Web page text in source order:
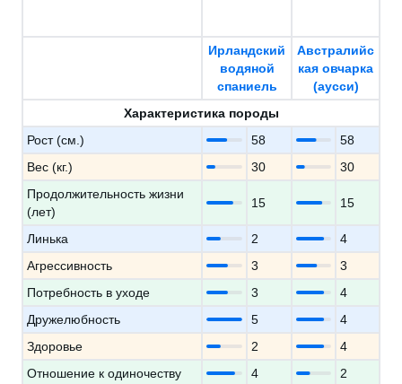
Ирландский
водяной
спаниель
Австралийс
кая овчарка
(аусси)
Характеристика породы
Рост (см.)
58
58
Вес (кг.)
30
30
Продолжительность жизни
(лет)
15 15
Линька 2
4
Агрессивность
3
3
Потребность в уходе
3
4
Дружелюбность
5
4
Здоровье
2
4
Отношение к одиночеству
4
2